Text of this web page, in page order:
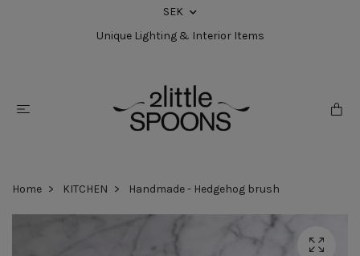
SEK
Unique Lighting & Interior Items
Home KITCHEN Handmade - Hedgehog brush